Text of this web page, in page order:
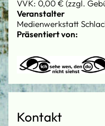
VVK: 0,00 € (zzgl.
Veranstalter
Medienwerkstatt
Präsentiert von:
Kontakt